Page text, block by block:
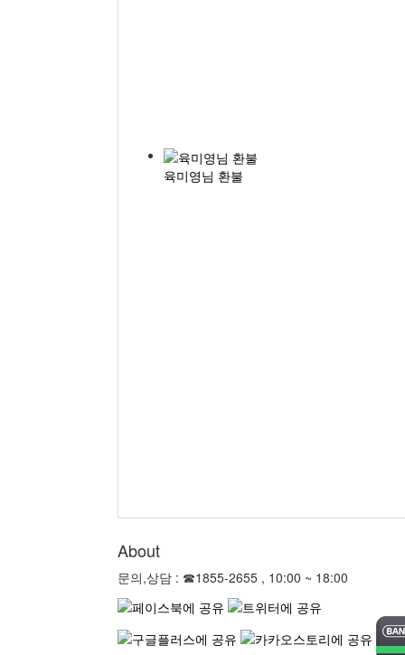
육미영님 환불
About
문의,상담 : ☎1855-2655 , 10:00 ~ 18:00